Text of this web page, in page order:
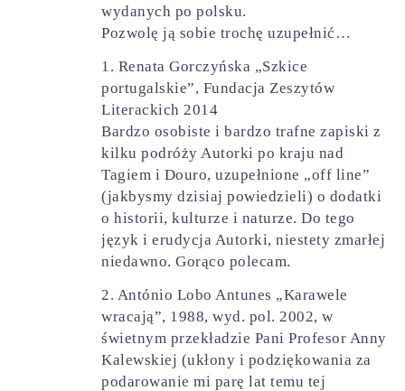
wydanych po polsku.
Pozwolę ją sobie trochę uzupełnić…
1. Renata Gorczyńska „Szkice
portugalskie”, Fundacja Zeszytów
Literackich 2014
Bardzo osobiste i bardzo trafne zapiski z
kilku podróży Autorki po kraju nad
Tagiem i Douro, uzupełnione „off line”
(jakbysmy dzisiaj powiedzieli) o dodatki
o historii, kulturze i naturze. Do tego
język i erudycja Autorki, niestety zmarłej
niedawno. Gorąco polecam.
2. António Lobo Antunes „Karawele
wracają”, 1988, wyd. pol. 2002, w
świetnym przekładzie Pani Profesor Anny
Kalewskiej (ukłony i podziękowania za
podarowanie mi parę lat temu tej